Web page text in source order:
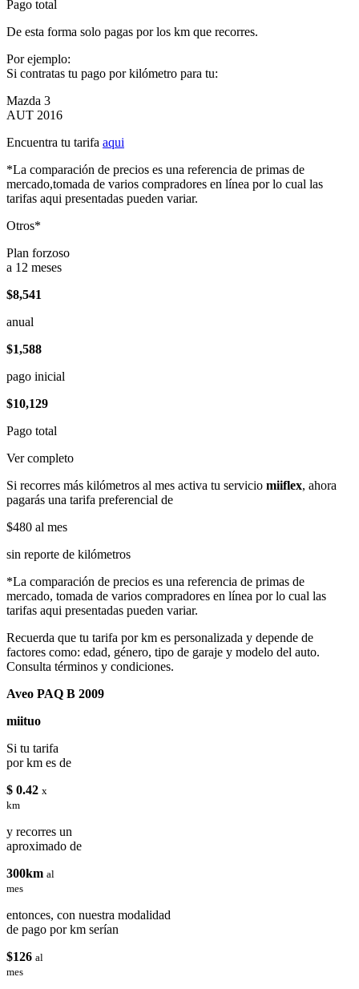
Pago total
De esta forma solo pagas por los km que recorres.
Por ejemplo:
Si contratas tu pago por kilómetro para tu:
Mazda 3
AUT 2016
Encuentra tu tarifa aqui
*La comparación de precios es una referencia de primas de
mercado,tomada de varios compradores en línea por lo cual las
tarifas aqui presentadas pueden variar.
Otros*
Plan forzoso
a 12 meses
$8,541
anual
$1,588
pago inicial
$10,129
Pago total
Ver completo
Si recorres más kilómetros al mes activa tu servicio miiflex, ahora
pagarás una tarifa preferencial de
$480 al mes
sin reporte de kilómetros
*La comparación de precios es una referencia de primas de
mercado, tomada de varios compradores en línea por lo cual las
tarifas aqui presentadas pueden variar.
Recuerda que tu tarifa por km es personalizada y depende de
factores como: edad, género, tipo de garaje y modelo del auto.
Consulta términos y condiciones.
Aveo PAQ B 2009
miituo
Si tu tarifa
por km es de
$ 0.42 x
km
y recorres un
aproximado de
300km al
mes
entonces, con nuestra modalidad
de pago por km serían
$126 al
mes